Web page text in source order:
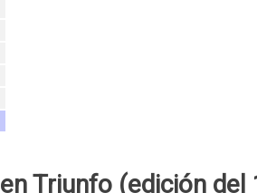
en Triunfo (edición